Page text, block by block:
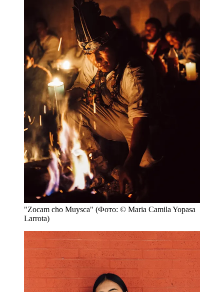
"Zocam cho Muysca" (Фото: © Maria Camila Yopasa
Larrota)